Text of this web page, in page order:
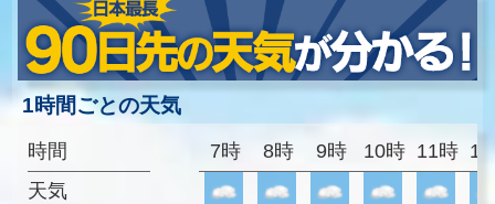
1時間ごとの天気
時間
天気
7時 8時 9時 10時 11時